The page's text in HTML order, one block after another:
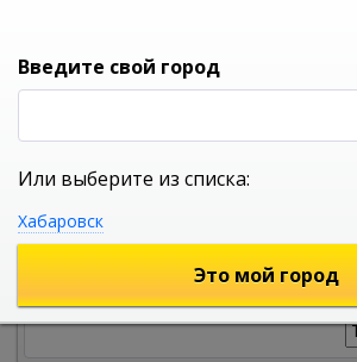
УНИВЕРСАЛЬНЫЙ ИНТЕРНЕТ МАГАЗИН
Введите свой город
Или выберите из списка:
Хабаровск
Это мой город